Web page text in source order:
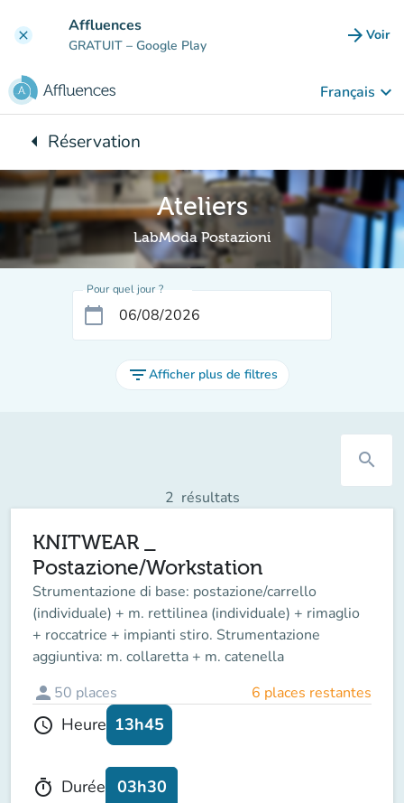
clear Affluences
GRATUIT – Google Play arrow_forward Voir
Français keyboard_arrow_down
arrow_leftRetour à :
Réservation
Ateliers
LabModa Postazioni
Pour quel jour ?
calendar_today
filter_listAfficher plus de filtres
search
2 résultats
KNITWEAR _
Postazione/Workstation
Strumentazione di base: postazione/carrello
(individuale) + m. rettilinea (individuale) + rimaglio
+ roccatrice + impianti stiro. Strumentazione
aggiuntiva: m. collaretta + m. catenella
person 50 places 6 places restantes
schedule Heure 13h45
timer Durée 03h30